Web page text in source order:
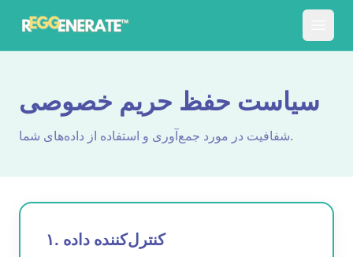
سیاست حفظ حریم خصوصی
شفافیت در مورد جمع‌آوری و استفاده از داده‌های شما.
۱. کنترل‌کننده داده